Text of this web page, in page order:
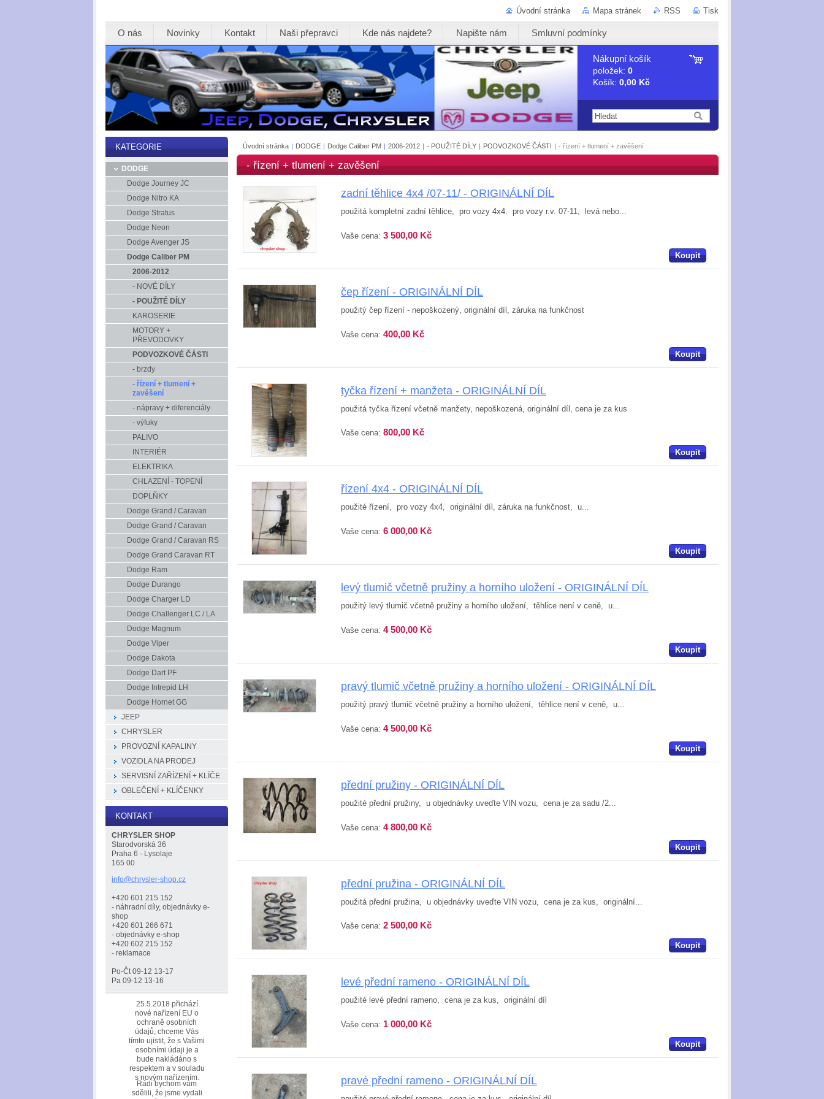
Úvodní stránka Mapa stránek RSS Tisk
O nás Novinky Kontakt Naši přepravci Kde nás najdete? Napište nám Smluvní podmínky
Nákupní košík
položek: 0
Košík: 0,00 Kč
Úvodní stránka | DODGE | Dodge Caliber PM | 2006-2012 | - POUŽITÉ DÍLY | PODVOZKOVÉ ČÁSTI | - řízení + tlumení + zavěšení
- řízení + tlumení + zavěšení
zadní těhlice 4x4 /07-11/ - ORIGINÁLNÍ DÍL
použitá kompletní zadní těhlice, pro vozy 4x4. pro vozy r.v. 07-11, levá nebo...
Vaše cena: 3 500,00 Kč
Koupit
čep řízení - ORIGINÁLNÍ DÍL
použitý čep řízení - nepoškozený, originální díl, záruka na funkčnost
Vaše cena: 400,00 Kč
Koupit
tyčka řízení + manžeta - ORIGINÁLNÍ DÍL
použitá tyčka řízení včetně manžety, nepoškozená, originální díl, cena je za kus
Vaše cena: 800,00 Kč
Koupit
řízení 4x4 - ORIGINÁLNÍ DÍL
použité řízení, pro vozy 4x4, originální díl, záruka na funkčnost, u...
Vaše cena: 6 000,00 Kč
Koupit
levý tlumič včetně pružiny a horního uložení - ORIGINÁLNÍ DÍL
použitý levý tlumič včetně pružiny a horního uložení, těhlice není v ceně, u...
Vaše cena: 4 500,00 Kč
Koupit
pravý tlumič včetně pružiny a horního uložení - ORIGINÁLNÍ DÍL
použitý pravý tlumič včetně pružiny a horního uložení, těhlice není v ceně, u...
Vaše cena: 4 500,00 Kč
Koupit
přední pružiny - ORIGINÁLNÍ DÍL
použité přední pružiny, u objednávky uveďte VIN vozu, cena je za sadu /2...
Vaše cena: 4 800,00 Kč
Koupit
přední pružina - ORIGINÁLNÍ DÍL
použitá přední pružina, u objednávky uveďte VIN vozu, cena je za kus, originální...
Vaše cena: 2 500,00 Kč
Koupit
levé přední rameno - ORIGINÁLNÍ DÍL
použité levé přední rameno, cena je za kus, originální díl
Vaše cena: 1 000,00 Kč
Koupit
pravé přední rameno - ORIGINÁLNÍ DÍL
KATEGORIE
DODGE
Dodge Journey JC
Dodge Nitro KA
Dodge Stratus
Dodge Neon
Dodge Avenger JS
Dodge Caliber PM
2006-2012
- NOVÉ DÍLY
- POUŽITÉ DÍLY
KAROSERIE
MOTORY +
PŘEVODOVKY
PODVOZKOVÉ ČÁSTI
- brzdy
- řízení + tlumení +
zavěšení
- nápravy + diferenciály
- výfuky
PALIVO
INTERIÉR
ELEKTRIKA
CHLAZENÍ - TOPENÍ
DOPLŇKY
Dodge Grand / Caravan
Dodge Grand / Caravan
Dodge Grand / Caravan RS
Dodge Grand Caravan RT
Dodge Ram
Dodge Durango
Dodge Charger LD
Dodge Challenger LC / LA
Dodge Magnum
Dodge Viper
Dodge Dakota
Dodge Dart PF
Dodge Intrepid LH
Dodge Hornet GG
JEEP
CHRYSLER
PROVOZNÍ KAPALINY
VOZIDLA NA PRODEJ
SERVISNÍ ZAŘÍZENÍ + KLÍČE
OBLEČENÍ + KLÍČENKY
KONTAKT
CHRYSLER SHOP
Starodvorská 36
Praha 6 - Lysolaje
165 00
info@chrysler-shop.cz
+420 601 215 152
- náhradní díly, objednávky e-
shop
+420 601 266 671
- objednávky e-shop
+420 602 215 152
- reklamace
Po-Čt 09-12 13-17
Pa 09-12 13-16
25.5.2018 přichází
nové nařízení EU o
ochraně osobních
údajů, chceme Vás
tímto ujistit, že s Vašimi
osobními údaji je a
bude nakládáno s
respektem a v souladu
s novým nařízením.
Rádi bychom vám
sdělili, že jsme vydali